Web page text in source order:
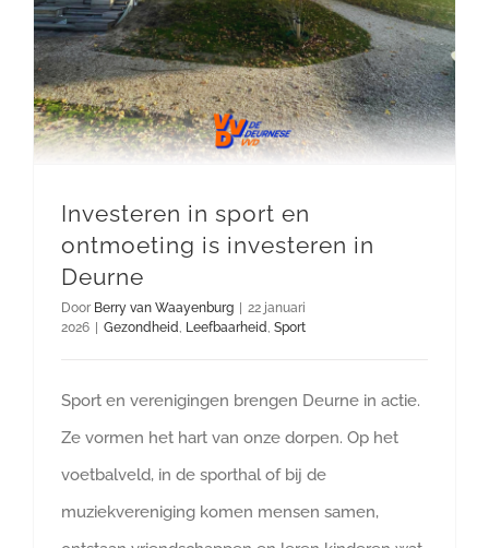
Investeren in sport en
ontmoeting is investeren in
Deurne
Door Berry van Waayenburg | 22 januari
2026 | Gezondheid Leefbaarheid Sport
Sport en verenigingen brengen Deurne in actie.
Ze vormen het hart van onze dorpen. Op het
voetbalveld, in de sporthal of bij de
muziekvereniging komen mensen samen,